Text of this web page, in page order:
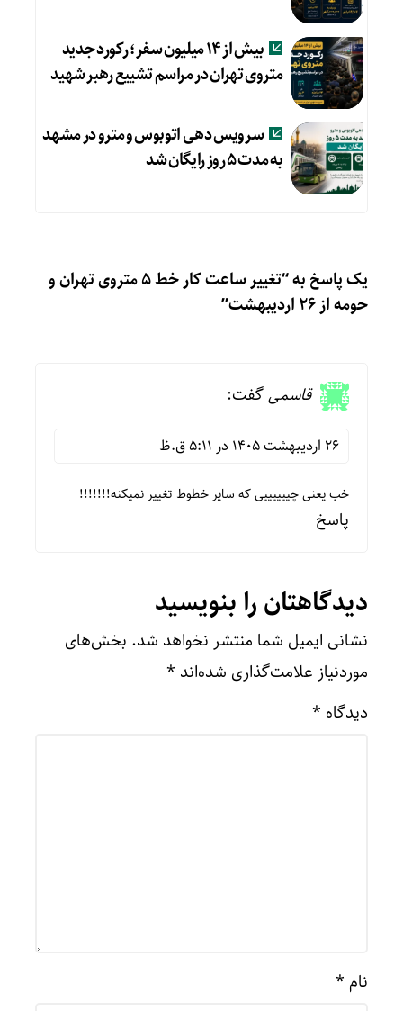
بیش از ۱۴ میلیون سفر؛ رکورد جدید
متروی تهران در مراسم تشییع رهبر شهید
سرویس دهی اتوبوس و مترو در مشهد
به مدت ۵ روز رایگان شد
یک پاسخ به “تغییر ساعت کار خط ۵ متروی تهران و
حومه از ۲۶ اردیبهشت”
قاسمیگفت:
26 اردیبهشت 1405 در 5:11 ق.ظ
خب یعنی چییییییی که سایر خطوط تغییر نمیکنه!!!!!!!
پاسخ
دیدگاهتان را بنویسید
نشانی ایمیل شما منتشر نخواهد شد. بخش‌های
موردنیاز علامت‌گذاری شده‌اند *
دیدگاه *
نام *